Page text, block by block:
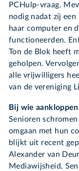
PCHulp-vraag.
nodig nadat zij
haar computer en
functioneerden.
Ton de Blok heeft
geholpen.
alle vrijwilligers
van de vereniging
Bij wie
Senioren
omgaan met hun
blijkt uit recent
Alexander van
Mediawijsheid,